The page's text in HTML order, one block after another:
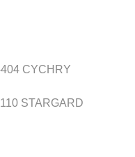
CYCHRY
STARGARD